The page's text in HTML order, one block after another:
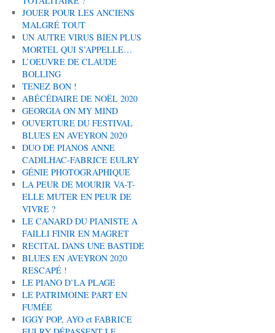
JOUER POUR LES ANCIENS
MALGRÉ TOUT
UN AUTRE VIRUS BIEN PLUS
MORTEL QUI S’APPELLE…
L’OEUVRE DE CLAUDE
BOLLING
TENEZ BON !
ABÉCÉDAIRE DE NOËL 2020
GEORGIA ON MY MIND
OUVERTURE DU FESTIVAL
BLUES EN AVEYRON 2020
DUO DE PIANOS ANNE
CADILHAC-FABRICE EULRY
GÉNIE PHOTOGRAPHIQUE
LA PEUR DE MOURIR VA-T-
ELLE MUTER EN PEUR DE
VIVRE ?
LE CANARD DU PIANISTE A
FAILLI FINIR EN MAGRET
RECITAL DANS UNE BASTIDE
BLUES EN AVEYRON 2020
RESCAPÉ !
LE PIANO D’LA PLAGE
LE PATRIMOINE PART EN
FUMÉE
IGGY POP, AYO et FABRICE